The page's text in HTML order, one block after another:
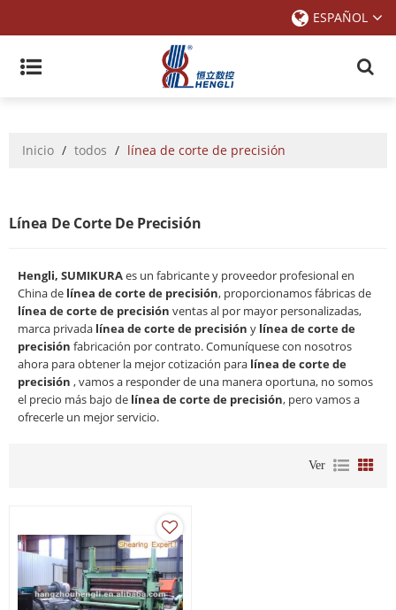
ESPAÑOL
Inicio / todos / línea de corte de precisión
Línea De Corte De Precisión
Hengli, SUMIKURAes un fabricante y proveedor profesional en
China de línea de corte de precisión, proporcionamos fábricas de
línea de corte de precisión ventas al por mayor personalizadas,
marca privada línea de corte de precisión y línea de corte de
precisión fabricación por contrato. Comuníquese con nosotros
ahora para obtener la mejor cotización para línea de corte de
precisión , vamos a responder de una manera oportuna, no somos
el precio más bajo de línea de corte de precisión, pero vamos a
ofrecerle un mejor servicio.
Ver